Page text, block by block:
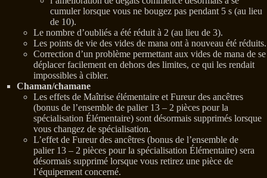
cumuler lorsque vous ne bougez pas pendant 5 s (au lieu
de 10).
Le nombre d’oubliés a été réduit à 2 (au lieu de 3).
Les points de vie des vides de mana ont à nouveau été réduits.
Correction d’un problème permettant aux vides de mana de se
déplacer facilement en dehors des limites, ce qui les rendait
impossibles à cibler.
Chaman/chamane
Les effets de Maîtrise élémentaire et Fureur des ancêtres
(bonus de l’ensemble de palier 13 – 2 pièces pour la
spécialisation Élémentaire) sont désormais supprimés lorsque
vous changez de spécialisation.
L’effet de Fureur des ancêtres (bonus de l’ensemble de
palier 13 – 2 pièces pour la spécialisation Élémentaire) sera
désormais supprimé lorsque vous retirez une pièce de
l’équipement concerné.